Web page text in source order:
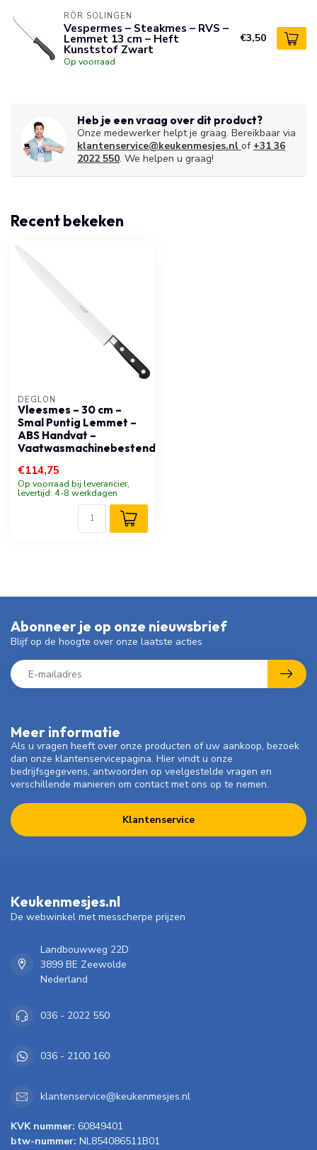
RÖR SOLINGEN
Vespermes – Steakmes – RVS –
Lemmet 13 cm – Heft
Kunststof Zwart
Op voorraad
€3,50
Heb je een vraag over dit product?
Onze medewerker helpt je graag. Bereikbaar via
klantenservice@keukenmesjes.nl of +31 36
2022 550. We helpen u graag!
Recent bekeken
DÉGLON
Vleesmes – 30 cm –
Smal Puntig Lemmet –
ABS Handvat –
Vaatwasmachinebestendig
€114,75
Op voorraad bij leverancier,
levertijd: 4-8 werkdagen
Meer informatie
Als u vragen heeft over onze producten of uw aankoop, bezoek
dan onze klantenservicepagina. Hier vindt u onze
bedrijfsgegevens, antwoorden op veelgestelde vragen en
verschillende manieren om contact met ons op te nemen.
Klantenservice
Abonneer je op onze nieuwsbrief
Blijf op de hoogte over onze laatste acties
Keukenmesjes.nl
De webwinkel met messcherpe prijzen
Landbouwweg 22D
3899 BE Zeewolde
Nederland
036 - 2022 550
036 - 2100 160
klantenservice@keukenmesjes.nl
KVK nummer: 60849401
btw-nummer: NL854086511B01